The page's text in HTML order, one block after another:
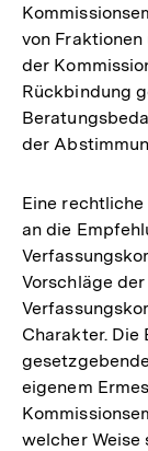
von
der
Rückbindung
der
Eine
an die
Vorschläge
Charakter.
eigenem
welcher Weise